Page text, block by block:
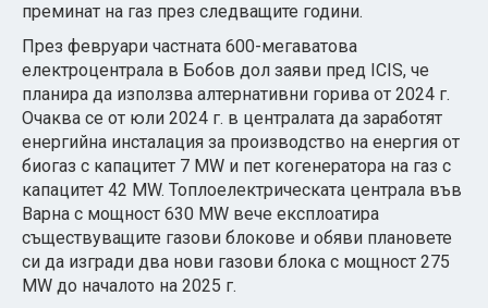
преминат на газ през следващите години.
През февруари частната 600-мегаватова
електроцентрала в Бобов дол заяви пред ICIS, че
планира да използва алтернативни горива от 2024 г.
Очаква се от юли 2024 г. в централата да заработят
енергийна инсталация за производство на енергия от
биогаз с капацитет 7 MW и пет когенератора на газ с
капацитет 42 MW. Топлоелектрическата централа във
Варна с мощност 630 MW вече експлоатира
съществуващите газови блокове и обяви плановете
си да изгради два нови газови блока с мощност 275
MW до началото на 2025 г.